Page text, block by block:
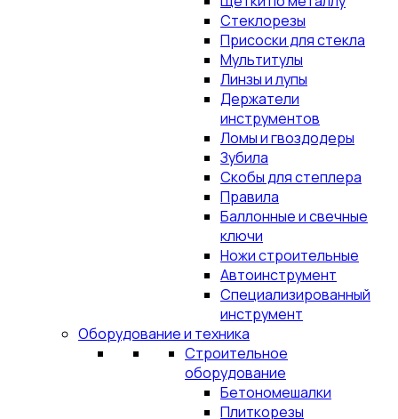
Стеклорезы
Присоски для стекла
Мультитулы
Линзы и лупы
Держатели
инструментов
Ломы и гвоздодеры
Зубила
Скобы для степлера
Правила
Баллонные и свечные
ключи
Ножи строительные
Автоинструмент
Специализированный
инструмент
Оборудование и техника
Строительное
оборудование
Бетономешалки
Плиткорезы